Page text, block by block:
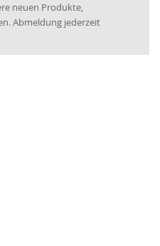
& MasterCard (inkl.
SOFORT-Überweisung
unser "neuer"
Einfach
neuen Produkte,
Abmeldung jederzeit